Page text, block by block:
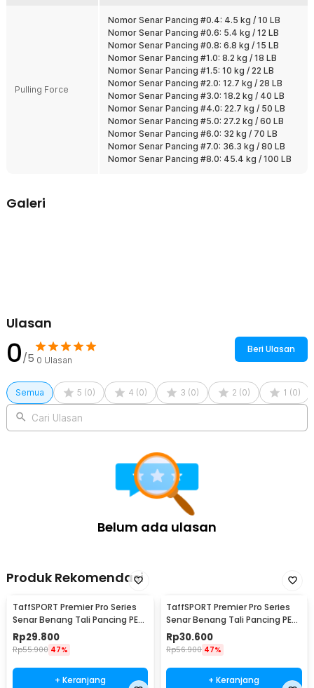
Rincian yang Anda dapatkan untuk pembelian produk ini:
1 x TaffSPORT Senar Pancing PE 4 Braided Strand Fishing Line
Pulling Force
Nomor Senar Pancing #0.4: 4.5 kg / 10 LB
Nomor Senar Pancing #0.6: 5.4 kg / 12 LB
Nomor Senar Pancing #0.8: 6.8 kg / 15 LB
Nomor Senar Pancing #1.0: 8.2 kg / 18 LB
Nomor Senar Pancing #1.5: 10 kg / 22 LB
Nomor Senar Pancing #2.0: 12.7 kg / 28 LB
Nomor Senar Pancing #3.0: 18.2 kg / 40 LB
Nomor Senar Pancing #4.0: 22.7 kg / 50 LB
Nomor Senar Pancing #5.0: 27.2 kg / 60 LB
Nomor Senar Pancing #6.0: 32 kg / 70 LB
Nomor Senar Pancing #7.0: 36.3 kg / 80 LB
Nomor Senar Pancing #8.0: 45.4 kg / 100 LB
Galeri
Ulasan
0/5 0 Ulasan
Beri Ulasan
Semua 5 (0) 4 (0) 3 (0) 2 (0) 1 (0)
Cari Ulasan
Belum ada ulasan
Produk Rekomendasi
TaffSPORT Premier Pro Series
Senar Benang Tali Pancing PE
Braided 300M 0.33mm
Rp29.800
Rp55.900 47%
+ Keranjang
TaffSPORT Premier Pro Series
Senar Benang Tali Pancing PE
Braided 300M 0.23mm
Rp30.600
Rp56.900 47%
+ Keranjang